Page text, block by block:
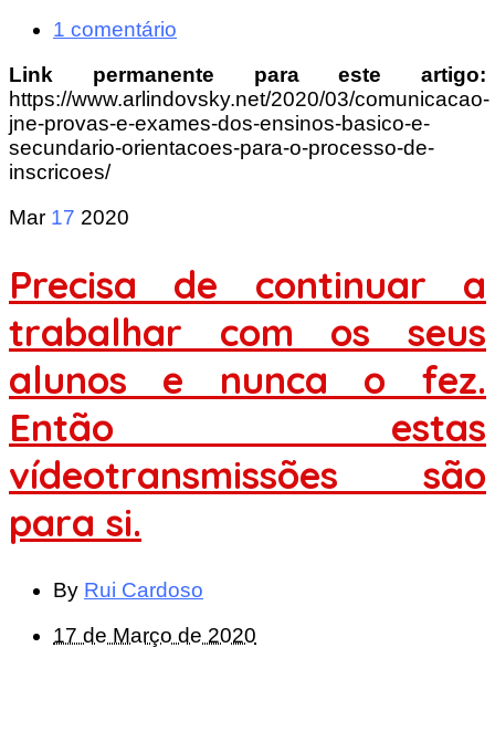
1 comentário
Link permanente para este artigo:
https://www.arlindovsky.net/2020/03/comunicacao-
jne-provas-e-exames-dos-ensinos-basico-e-
secundario-orientacoes-para-o-processo-de-
inscricoes/
Mar 17 2020
Precisa de continuar a
trabalhar com os seus
alunos e nunca o fez.
Então estas
vídeotransmissões são
para si.
By Rui Cardoso
17 de Março de 2020